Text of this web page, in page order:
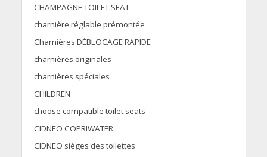
CHAMPAGNE TOILET SEAT
charnière réglable prémontée
Charnières DÉBLOCAGE RAPIDE
charnières originales
charnières spéciales
CHILDREN
choose compatible toilet seats
CIDNEO COPRIWATER
CIDNEO sièges des toilettes